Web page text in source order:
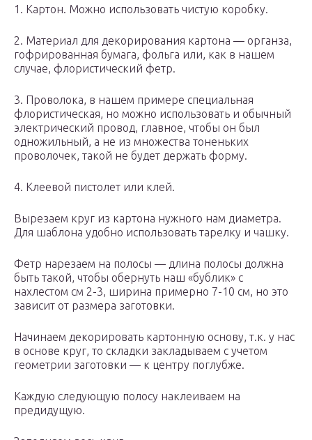
1. Картон. Можно использовать чистую коробку.
2. Материал для декорирования картона — органза,
гофрированная бумага, фольга или, как в нашем
случае, флористический фетр.
3. Проволока, в нашем примере специальная
флористическая, но можно использовать и обычный
электрический провод, главное, чтобы он был
одножильный, а не из множества тоненьких
проволочек, такой не будет держать форму.
4. Клеевой пистолет или клей.
Вырезаем круг из картона нужного нам диаметра.
Для шаблона удобно использовать тарелку и чашку.
Фетр нарезаем на полосы — длина полосы должна
быть такой, чтобы обернуть наш «бублик» с
нахлестом см 2-3, ширина примерно 7-10 см, но это
зависит от размера заготовки.
Начинаем декорировать картонную основу, т.к. у нас
в основе круг, то складки закладываем с учетом
геометрии заготовки — к центру поглубже.
Каждую следующую полосу наклеиваем на
предидущую.